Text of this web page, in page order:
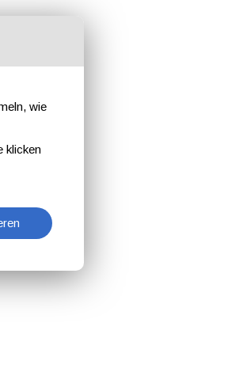
wie
klicken